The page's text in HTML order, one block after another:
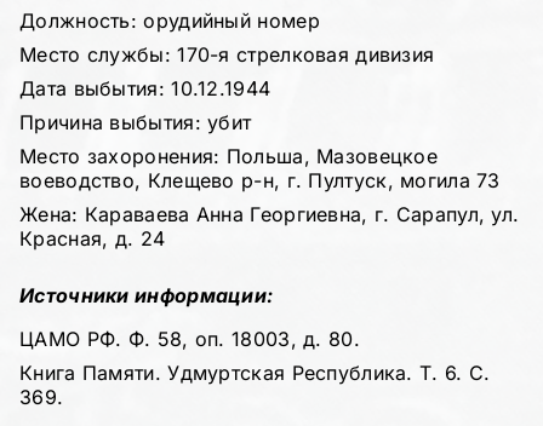
Должность: орудийный номер
Место службы: 170-я стрелковая дивизия
Дата выбытия: 10.12.1944
Причина выбытия: убит
Место захоронения: Польша, Мазовецкое
воеводство, Клещево р-н, г. Пултуск, могила 73
Жена: Караваева Анна Георгиевна, г. Сарапул, ул.
Красная, д. 24
Источники информации:
ЦАМО РФ. Ф. 58, оп. 18003, д. 80.
Книга Памяти. Удмуртская Республика. Т. 6. С.
369.